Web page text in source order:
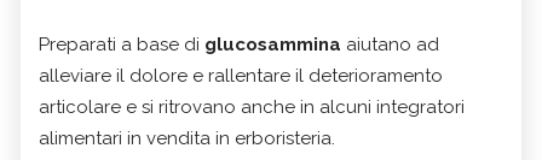
Preparati a base di glucosammina aiutano ad
alleviare il dolore e rallentare il deterioramento
articolare e si ritrovano anche in alcuni integratori
alimentari in vendita in erboristeria.